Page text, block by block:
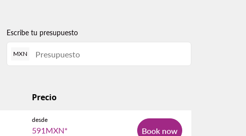
Escribe tu presupuesto
MXN
Precio
desde
591MXN* Book now